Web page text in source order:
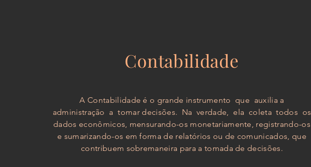
Contabilidade
A Contabilidade é o grande instrumento que auxilia a
administração a tomar decisões. Na verdade, ela coleta todos os
dados econômicos, mensurando-os monetariamente, registrando-os
e sumarizando-os em forma de relatórios ou de comunicados, que
contribuem sobremaneira para a tomada de decisões.